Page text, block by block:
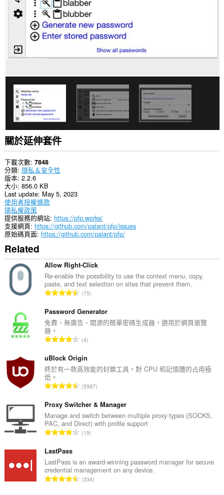
This
data
clipboard.
這
個
延
伸
套
件
能
存
取
你
的
頁
籤
與
瀏
覽
活
動。
extension
can
unlimited
amount
data.
關於延伸套件
下載次數 7848
分類 隱私＆安全性
版本 2.2.6
大小 856.0 KB
Last update May 5, 2023
使用者授權條款
隱私權政策
提供服務的網站 https://pfp.works/
支援網頁 https://github.com/palant/pfp/issues
原始碼頁面 https://github.com/palant/pfp/
Related
Allow Right-Click
Re-enable the possibility to use the context menu, copy,
paste, and text selection on sites that prevent them.
評
的
總
數
75
Password Generator
免費、無廣告、開源的簡單密碼生成器，適用於網頁瀏覽
器。
評
的
總
數
4
uBlock Origin
終於有一款高效能的封鎖工具。對 CPU 和記憶體的占用極
低。
評
的
總
次
數
5987
Proxy Switcher & Manager
Manage and switch between multiple proxy types (SOCKS,
PAC, and Direct) with profile support
評
總
次
數
19
LastPass
LastPass is an award-winning password manager for secure
credential management on any device.
評334